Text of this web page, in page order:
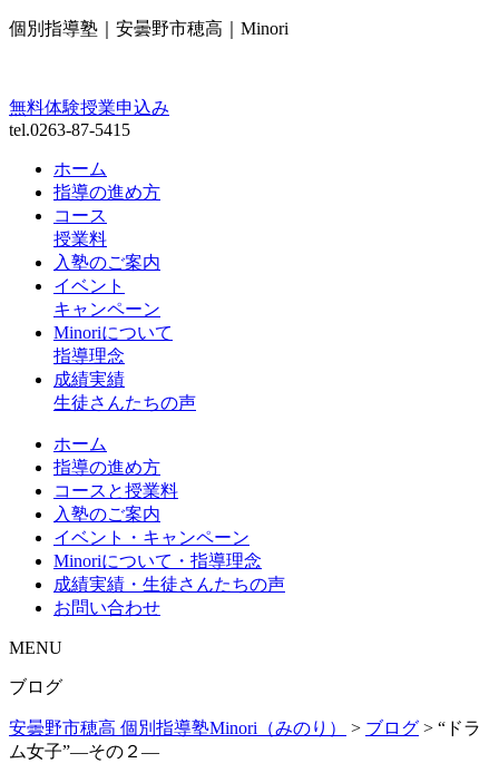
個別指導塾｜安曇野市穂高｜Minori
無料体験授業申込み
tel.0263-87-5415
ホーム
指導の進め方
コース
授業料
入塾のご案内
イベント
キャンペーン
Minoriについて
指導理念
成績実績
生徒さんたちの声
ホーム
指導の進め方
コースと授業料
入塾のご案内
イベント・キャンペーン
Minoriについて・指導理念
成績実績・生徒さんたちの声
お問い合わせ
MENU
ブログ
安曇野市穂高 個別指導塾Minori（みのり） > ブログ > “ドラ
ム女子”―その２―